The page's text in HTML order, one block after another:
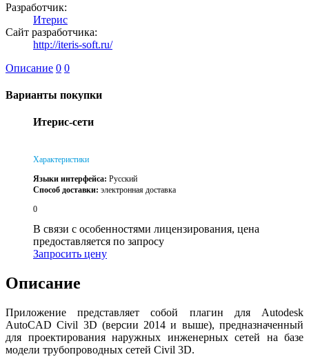
Разработчик:
Итерис
Сайт разработчика:
http://iteris-soft.ru/
Описание 0 0
Варианты покупки
Итерис-сети
Характеристики
Языки интерфейса: Русский
Способ доставки: электронная доставка
0
В связи с особенностями лицензирования, цена
предоставляется по запросу
Запросить цену
Описание
Приложение представляет собой плагин для Autodesk
AutoCAD Civil 3D (версии 2014 и выше), предназначенный
для проектирования наружных инженерных сетей на базе
модели трубопроводных сетей Civil 3D.